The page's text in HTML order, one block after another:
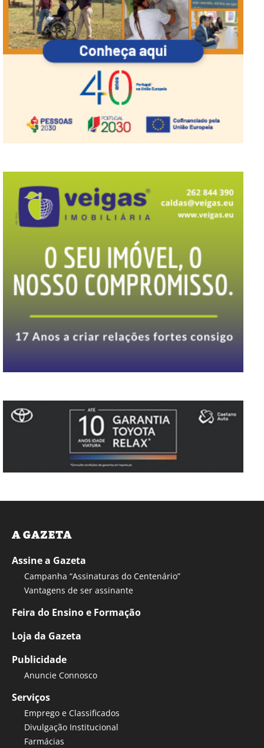
A GAZETA
Assine a Gazeta
Campanha “Assinaturas do Centenário”
Vantagens de ser assinante
Feira do Ensino e Formação
Loja da Gazeta
Publicidade
Anuncie Connosco
Serviços
Emprego e Classificados
Divulgação Institucional
Farmácias